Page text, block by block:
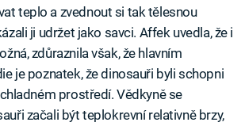
teplo a zvednout si tak tělesnou
ji udržet jako savci. Affek uvedla, že i
zdůraznila však, že hlavním
je poznatek, že dinosauři byli schopni
prostředí. Vědkyně se
začali být teplokrevní relativně brzy,